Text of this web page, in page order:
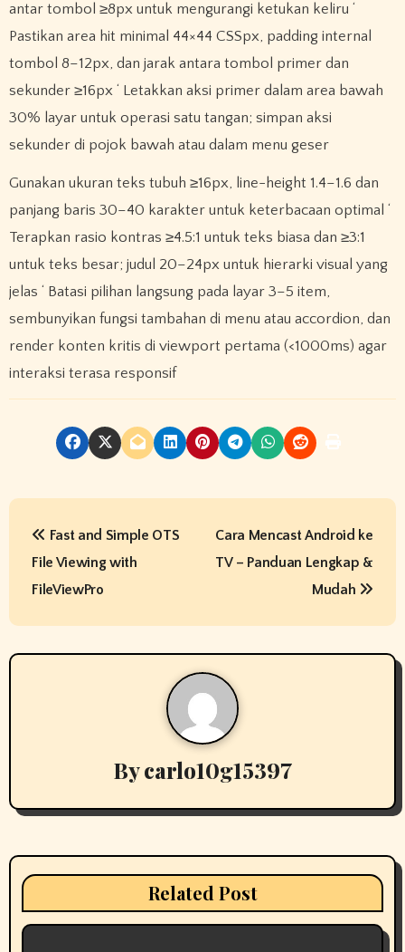
antar tombol ≥8px untuk mengurangi ketukan keliru ‘
Pastikan area hit minimal 44×44 CSSpx, padding internal
tombol 8–12px, dan jarak antara tombol primer dan
sekunder ≥16px ‘ Letakkan aksi primer dalam area bawah
30% layar untuk operasi satu tangan; simpan aksi
sekunder di pojok bawah atau dalam menu geser
Gunakan ukuran teks tubuh ≥16px, line-height 1.4–1.6 dan
panjang baris 30–40 karakter untuk keterbacaan optimal ‘
Terapkan rasio kontras ≥4.5:1 untuk teks biasa dan ≥3:1
untuk teks besar; judul 20–24px untuk hierarki visual yang
jelas ‘ Batasi pilihan langsung pada layar 3–5 item,
sembunyikan fungsi tambahan di menu atau accordion, dan
render konten kritis di viewport pertama (<1000ms) agar
interaksi terasa responsif
P
t
n
g
a
Fast and Simple OTS
File Viewing with
FileViewPro
Cara Mencast Android ke
TV – Panduan Lengkap &
Mudah
Bycarlo10g15397
Related Post